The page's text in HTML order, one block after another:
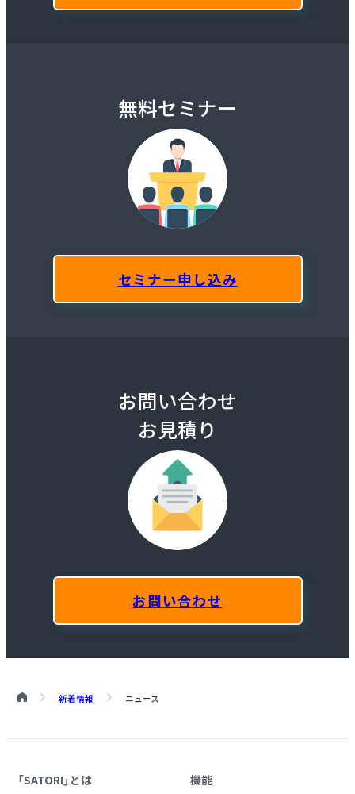
無料セミナー
セミナー申し込み
お問い合わせ
お見積り
お問い合わせ
新着情報 ニュース
「SATORI」とは 機能